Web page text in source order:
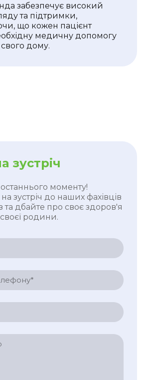
забезпечує високий
та підтримки,
що кожен пацієнт
медичну допомогу
дому.
зустріч
моменту!
зустріч до наших фахівців
та дбайте про своє здоров'я
родини.